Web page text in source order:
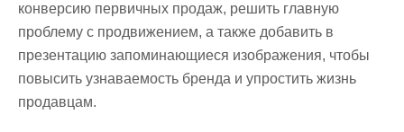
конверсию первичных продаж, решить главную
проблему с продвижением, а также добавить в
презентацию запоминающиеся изображения, чтобы
повысить узнаваемость бренда и упростить жизнь
продавцам.